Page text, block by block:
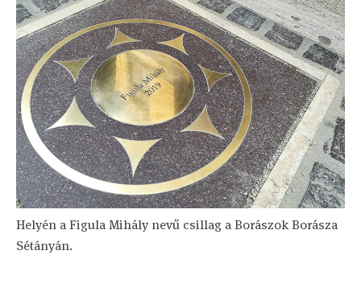
Helyén a Figula Mihály nevű csillag a Borászok Borásza
Sétányán.